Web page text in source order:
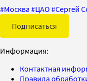
#Москва #ЦАО #Сергей
Подписаться
Информация:
Контактная
Правила